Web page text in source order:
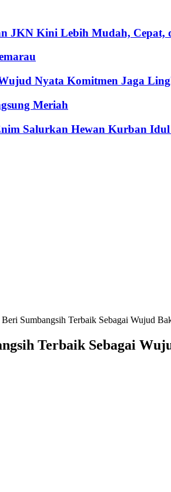
JKN Kini Lebih Mudah, Cepat,
Nyata Komitmen Jaga
Meriah
Salurkan Hewan Kurban
Sumbangsih Terbaik Sebagai Wujud
Terbaik Sebagai